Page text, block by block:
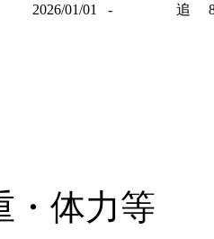
2026/01/01 - 追
・体力等